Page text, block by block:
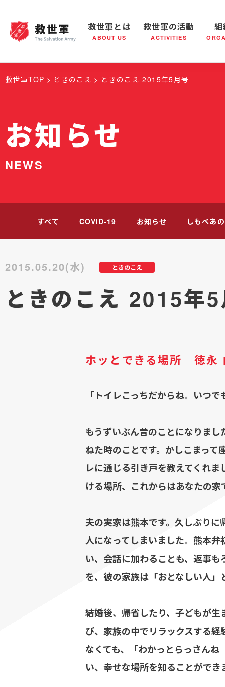
救世軍とは
ABOUT US
救世軍とは 世界が抱えている社会問題 救世軍
救世軍の活動
ACTIVITIES
救世軍の活動 社会鍋
組織概要
救世軍TOP ときのこえ ときのこえ 2015年5月号
お知らせ
NEWS
すべて COVID-19 お知らせ しもべあ
ときのこえ
2015.05.20(水)
ときのこえ 2015年
ホッとできる場所 徳永
「トイレこっちだからね。いつ
もうずいぶん昔のことになりま
ねた時のことです。かしこまっ
レに通じる引き戸を教えてくれ
ける場所、これからはあなたの
夫の実家は熊本です。久しぶり
人になってしまいました。熊本
い、会話に加わることも、返事
を、彼の家族は「おとなしい人
結婚後、帰省したり、子どもが
び、家族の中でリラックスする
なくても、「わかっとらっさん
い、幸せな場所を知ることができ